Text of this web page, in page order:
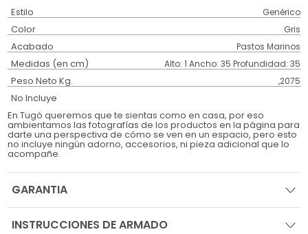
Estilo Genérico
Color Gris
Acabado Pastos Marinos
Medidas (en cm) Alto: 1 Ancho: 35 Profundidad: 35
Peso Neto Kg. ,2075
No Incluye
En Tugó queremos que te sientas como en casa, por eso
ambientamos las fotografías de los productos en la página para
darte una perspectiva de cómo se ven en un espacio, pero esto
no incluye ningún adorno, accesorios, ni pieza adicional que lo
acompañe.
GARANTIA
INSTRUCCIONES DE ARMADO